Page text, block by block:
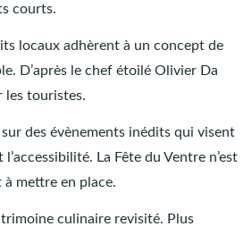
courts.
locaux adhèrent à un concept de
D’après le chef étoilé Olivier Da
les touristes.
sur des évènements inédits qui visent
l’accessibilité. La Fête du Ventre n’est
à mettre en place.
culinaire revisité. Plus